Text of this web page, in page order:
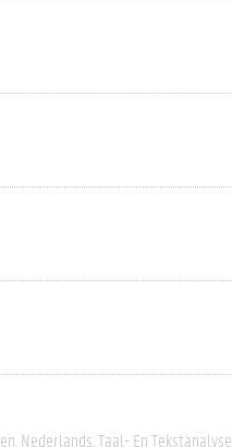
Nederlands Taal- En Tekstanalyse